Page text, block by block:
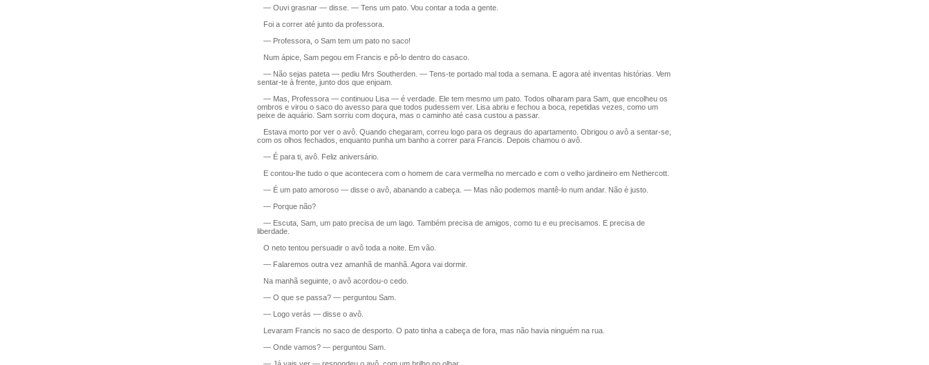
— Ouvi grasnar — disse. — Tens um pato. Vou contar a toda a gente.
Foi a correr até junto da professora.
— Professora, o Sam tem um pato no saco!
Num ápice, Sam pegou em Francis e pô-lo dentro do casaco.
— Não sejas pateta — pediu Mrs Southerden. — Tens-te portado mal toda a semana. E agora até inventas histórias. Vem
sentar-te à frente, junto dos que enjoam.
— Mas, Professora — continuou Lisa — é verdade. Ele tem mesmo um pato. Todos olharam para Sam, que encolheu os
ombros e virou o saco do avesso para que todos pudessem ver. Lisa abriu e fechou a boca, repetidas vezes, como um
peixe de aquário. Sam sorriu com doçura, mas o caminho até casa custou a passar.
Estava morto por ver o avô. Quando chegaram, correu logo para os degraus do apartamento. Obrigou o avô a sentar-se,
com os olhos fechados, enquanto punha um banho a correr para Francis. Depois chamou o avô.
— É para ti, avô. Feliz aniversário.
E contou-lhe tudo o que acontecera com o homem de cara vermelha no mercado e com o velho jardineiro em Nethercott.
— É um pato amoroso — disse o avô, abanando a cabeça. — Mas não podemos mantê-lo num andar. Não é justo.
— Porque não?
— Escuta, Sam, um pato precisa de um lago. Também precisa de amigos, como tu e eu precisamos. E precisa de
liberdade.
O neto tentou persuadir o avô toda a noite. Em vão.
— Falaremos outra vez amanhã de manhã. Agora vai dormir.
Na manhã seguinte, o avô acordou-o cedo.
— O que se passa? — perguntou Sam.
— Logo verás — disse o avô.
Levaram Francis no saco de desporto. O pato tinha a cabeça de fora, mas não havia ninguém na rua.
— Onde vamos? — perguntou Sam.